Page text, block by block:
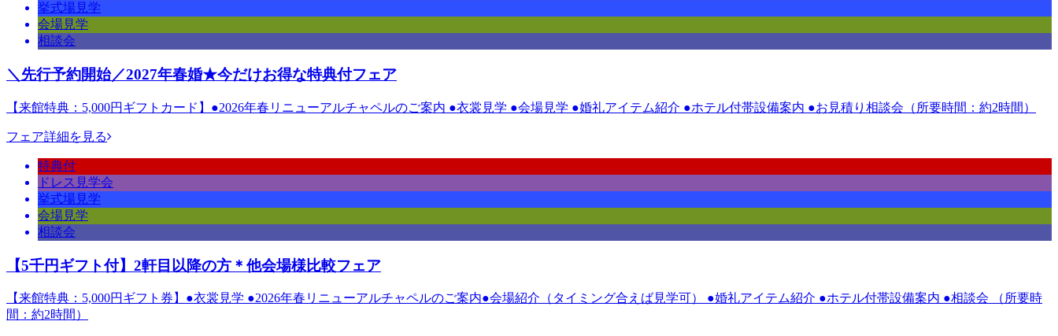
挙式場見学
会場見学
相談会
＼先行予約開始／2027年春婚★今だけお得な特典付フェア
【来館特典：5,000円ギフトカード】●2026年春リニューアルチャペルのご案内 ●衣裳見学 ●会場見学 ●婚礼アイテム紹介 ●ホテル付帯設備案内 ●お見積り相談会（所要時間：約2時間）
フェア詳細を見る
特典付
ドレス見学会
挙式場見学
会場見学
相談会
【5千円ギフト付】2軒目以降の方＊他会場様比較フェア
【来館特典：5,000円ギフト券】●衣裳見学 ●2026年春リニューアルチャペルのご案内●会場紹介（タイミング合えば見学可） ●婚礼アイテム紹介 ●ホテル付帯設備案内 ●相談会 （所要時
間：約2時間）